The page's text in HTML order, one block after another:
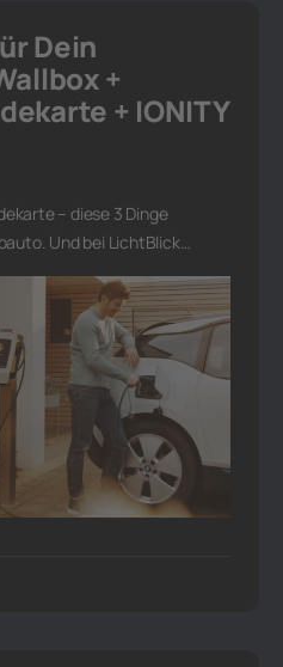
Dein
+
+ IONITY
– diese 3 Dinge
Und bei LichtBlick…